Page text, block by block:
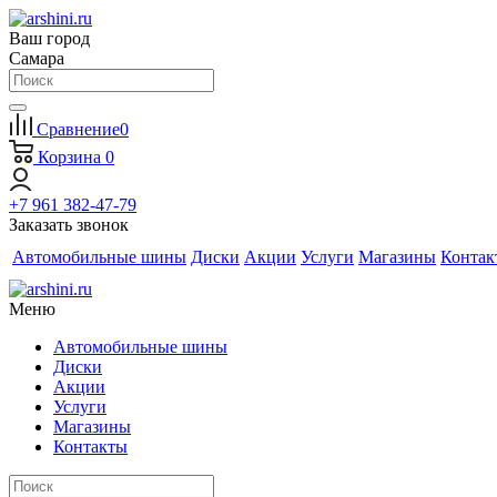
Ваш город
Самара
Сравнение0
Корзина 0
+7 961 382-47-79
Заказать звонок
Автомобильные шины Диски Акции Услуги Магазины
Меню
Автомобильные шины
Диски
Акции
Услуги
Магазины
Контакты